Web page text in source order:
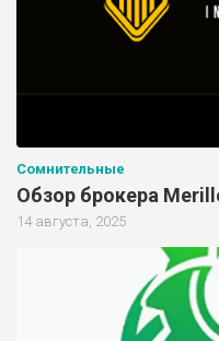
Сомнительные
Обзор брокера
14 августа, 2025